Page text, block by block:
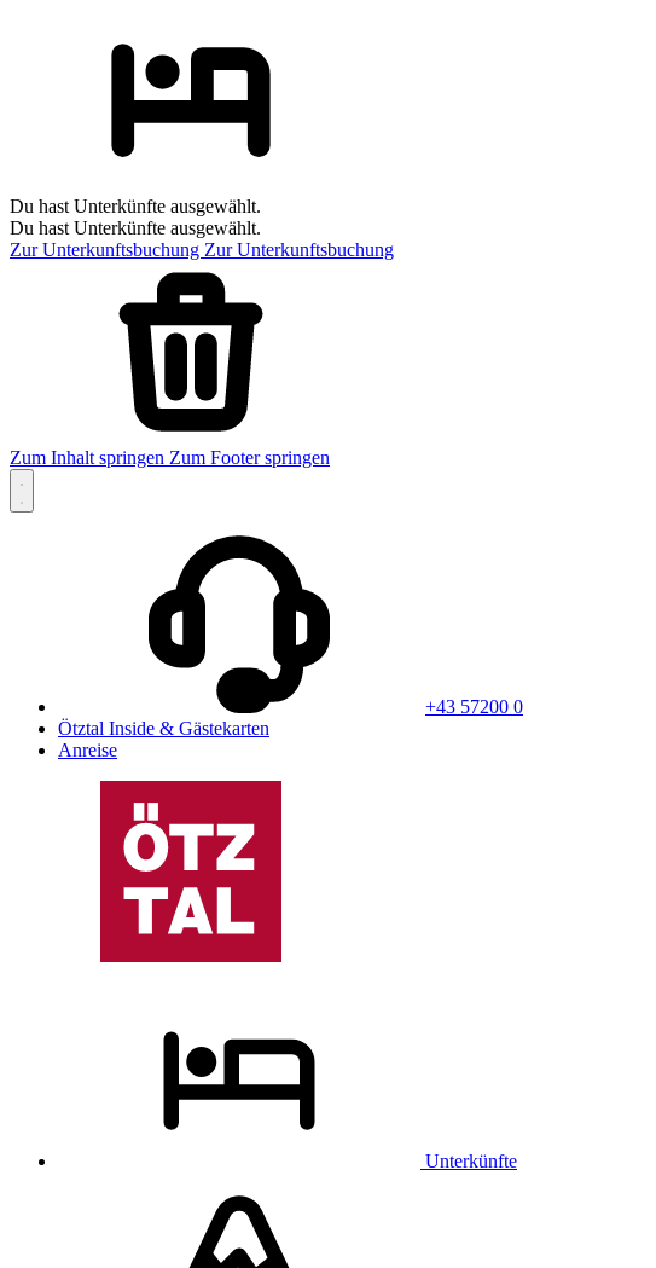
Du hast Unterkünfte ausgewählt.
Du hast Unterkünfte ausgewählt.
Zur Unterkunftsbuchung Zur Unterkunftsbuchung
Zum Inhalt springen Zum Footer springen
+43 57200 0
Ötztal Inside & Gästekarten
Anreise
Unterkünfte